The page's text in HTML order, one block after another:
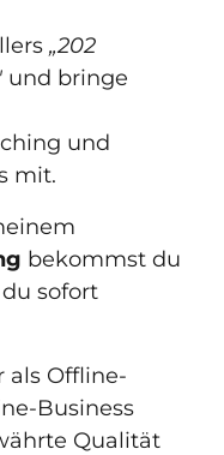
„202
und
mit.
bekommst du
sofort
als Offline-
Business
Qualität